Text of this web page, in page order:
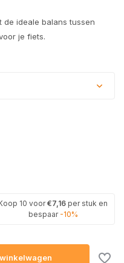
de ideale balans tussen
je fiets.
10 voor€7,16 per stuk en
bespaar -10%